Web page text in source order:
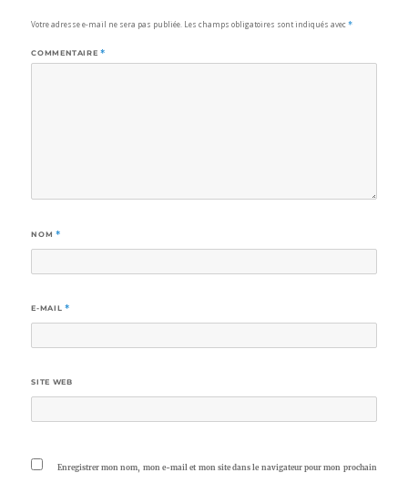
Votre adresse e-mail ne sera pas publiée. Les champs obligatoires sont indiqués avec*
COMMENTAIRE *
NOM *
E-MAIL *
SITE WEB
Enregistrer mon nom, mon e-mail et mon site dans le navigateur pour mon prochain